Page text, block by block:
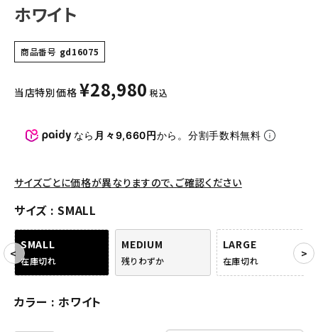
ニット帽・ビーニー
その他バッグ類
スニーカー・ブーツ
COLLABORATION BRAND
SEASON
CONTENTS
ようこそ ゲスト 様
ホワイト
商品番号 gd16075
当店特別価格 ¥28,980 税込
なら 月々9,660円から。分割手数料無料
サイズごとに価格が異なりますので、ご確認ください
サイズ SMALL
SMALL
在庫切れ
MEDIUM
残りわずか
LARGE
在庫切れ
カラー ホワイト